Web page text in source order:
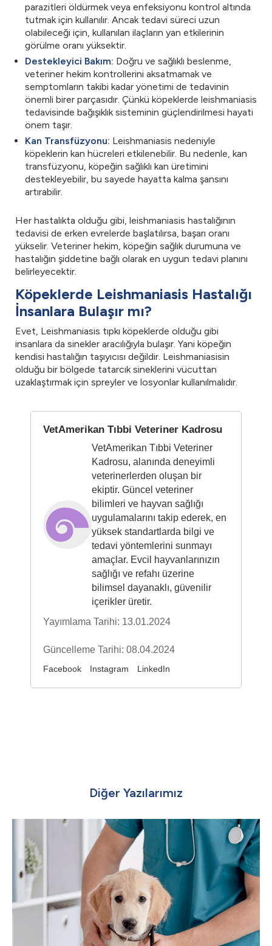
parazitleri öldürmek veya enfeksiyonu kontrol altında
tutmak için kullanılır. Ancak tedavi süreci uzun
olabileceği için, kullanılan ilaçların yan etkilerinin
görülme oranı yüksektir.
Destekleyici Bakım: Doğru ve sağlıklı beslenme,
veteriner hekim kontrollerini aksatmamak ve
semptomların takibi kadar yönetimi de tedavinin
önemli birer parçasıdır. Çünkü köpeklerde leishmaniasis
tedavisinde bağışıklık sisteminin güçlendirilmesi hayati
önem taşır.
Kan Transfüzyonu: Leishmaniasis nedeniyle
köpeklerin kan hücreleri etkilenebilir. Bu nedenle, kan
transfüzyonu, köpeğin sağlıklı kan üretimini
destekleyebilir, bu sayede hayatta kalma şansını
artırabilir.
Her hastalıkta olduğu gibi, leishmaniasis hastalığının
tedavisi de erken evrelerde başlatılırsa, başarı oranı
yükselir. Veteriner hekim, köpeğin sağlık durumuna ve
hastalığın şiddetine bağlı olarak en uygun tedavi planını
belirleyecektir.
Köpeklerde Leishmaniasis Hastalığı
İnsanlara Bulaşır mı?
Evet, Leishmaniasis tıpkı köpeklerde olduğu gibi
insanlara da sinekler aracılığıyla bulaşır. Yani köpeğin
kendisi hastalığın taşıyıcısı değildir. Leishmaniasisin
olduğu bir bölgede tatarcık sineklerini vücuttan
uzaklaştırmak için spreyler ve losyonlar kullanılmalıdır.
VetAmerikan Tıbbi Veteriner Kadrosu
VetAmerikan Tıbbi Veteriner
Kadrosu, alanında deneyimli
veterinerlerden oluşan bir
ekiptir. Güncel veteriner
bilimleri ve hayvan sağlığı
uygulamalarını takip ederek, en
yüksek standartlarda bilgi ve
tedavi yöntemlerini sunmayı
amaçlar. Evcil hayvanlarınızın
sağlığı ve refahı üzerine
bilimsel dayanaklı, güvenilir
içerikler üretir.
Yayımlama Tarihi: 13.01.2024
Güncelleme Tarihi: 08.04.2024
Facebook Instagram LinkedIn
Diğer Yazılarımız